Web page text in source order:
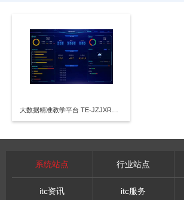
系统站点 行业站点
itc资讯 itc服务